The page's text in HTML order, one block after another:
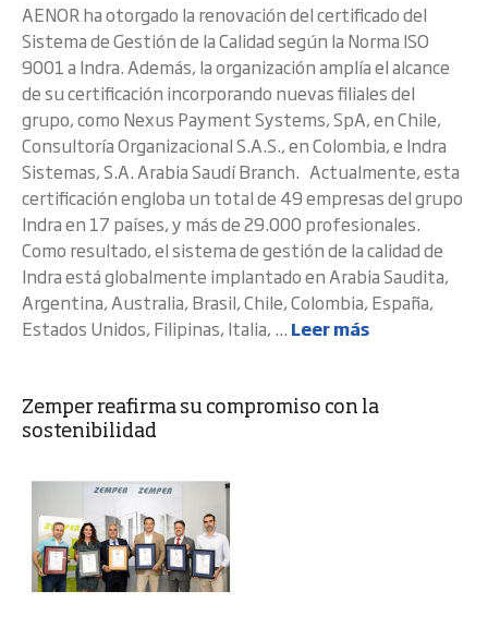
AENOR ha otorgado la renovación del certificado del
Sistema de Gestión de la Calidad según la Norma ISO
9001 a Indra. Además, la organización amplía el alcance
de su certificación incorporando nuevas filiales del
grupo, como Nexus Payment Systems, SpA, en Chile,
Consultoría Organizacional S.A.S., en Colombia, e Indra
Sistemas, S.A. Arabia Saudí Branch. Actualmente, esta
certificación engloba un total de 49 empresas del grupo
Indra en 17 países, y más de 29.000 profesionales.
Como resultado, el sistema de gestión de la calidad de
Indra está globalmente implantado en Arabia Saudita,
Argentina, Australia, Brasil, Chile, Colombia, España,
Estados Unidos, Filipinas, Italia, ... Leer más
Zemper reafirma su compromiso con la
sostenibilidad